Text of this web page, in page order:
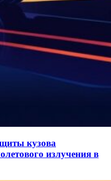
кузова
излучения в